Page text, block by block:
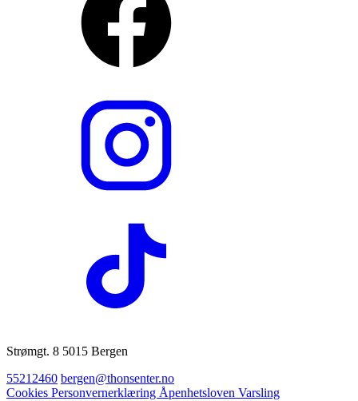
Strømgt. 8 5015 Bergen
55212460 bergen@thonsenter.no
Cookies Personvernerklæring Åpenhetsloven Varsling